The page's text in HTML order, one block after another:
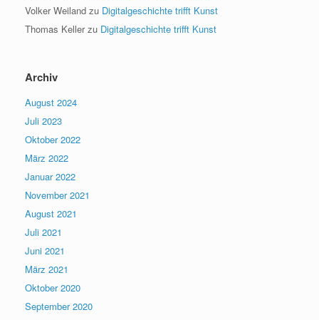
Volker Weiland zu Digitalgeschichte trifft Kunst
Thomas Kellerzu Digitalgeschichte trifft Kunst
Archiv
August 2024
Juli 2023
Oktober 2022
März 2022
Januar 2022
November 2021
August 2021
Juli 2021
Juni 2021
März 2021
Oktober 2020
September 2020